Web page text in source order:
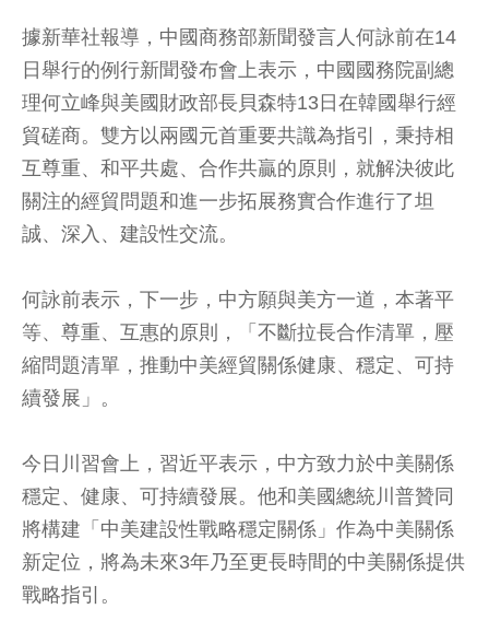
據新華社報導，中國商務部新聞發言人何詠前在14
日舉行的例行新聞發布會上表示，中國國務院副總
理何立峰與美國財政部長貝森特13日在韓國舉行經
貿磋商。雙方以兩國元首重要共識為指引，秉持相
互尊重、和平共處、合作共贏的原則，就解決彼此
關注的經貿問題和進一步拓展務實合作進行了坦
誠、深入、建設性交流。
何詠前表示，下一步，中方願與美方一道，本著平
等、尊重、互惠的原則，「不斷拉長合作清單，壓
縮問題清單，推動中美經貿關係健康、穩定、可持
續發展」。
今日川習會上，習近平表示，中方致力於中美關係
穩定、健康、可持續發展。他和美國總統川普贊同
將構建「中美建設性戰略穩定關係」作為中美關係
新定位，將為未來3年乃至更長時間的中美關係提供
戰略指引。